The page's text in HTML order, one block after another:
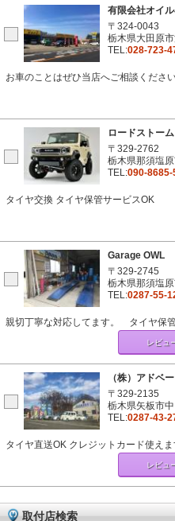
有限会社オイ
〒324-0043
栃木県大田原
TEL:028-723-
お車のことはぜひ当店へご相談ください
ロードストーム
〒329-2762
栃木県那須塩
TEL:090-8685-
タイヤ交換 タイヤ保管サービスOK
Garage OWL
〒329-2745
栃木県那須塩
TEL:0287-55-
親切丁寧な対応してます。 タイヤ保
レビュ
（株）アドベ
〒329-2135
栃木県矢板市中
TEL:0287-43-
タイヤ直送OK クレジットカード使え
レビュ
取付店検索